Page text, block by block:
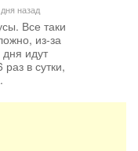
назад
Все таки
из-за
дня идут
в сутки,